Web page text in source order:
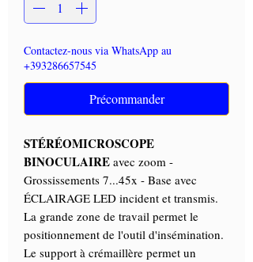
Contactez-nous via WhatsApp au
+393286657545
Précommander
STÉRÉOMICROSCOPE
BINOCULAIRE avec zoom -
Grossissements 7...45x - Base avec
ÉCLAIRAGE LED incident et transmis.
La grande zone de travail permet le
positionnement de l'outil d'insémination.
Le support à crémaillère permet un